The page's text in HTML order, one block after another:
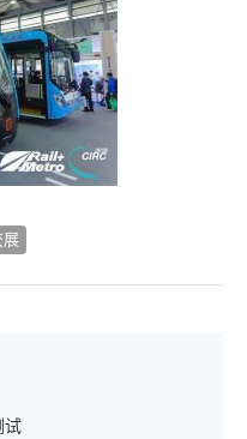
展
试